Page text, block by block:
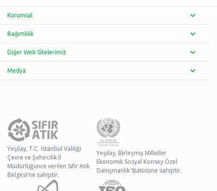
Kurumsal
Bağımlılık
Diğer Web Sitelerimiz
Medya
Yeşilay, T.C. İstanbul Valiliği
Çevre ve Şehircilik İl
Müdürlüğünce verilen Sıfır Atık
Belgesi'ne sahiptir.
Yeşilay, Birleşmiş Milletler
Ekonomik Sosyal Konsey Özel
Danışmanlık Statüsüne sahiptir.